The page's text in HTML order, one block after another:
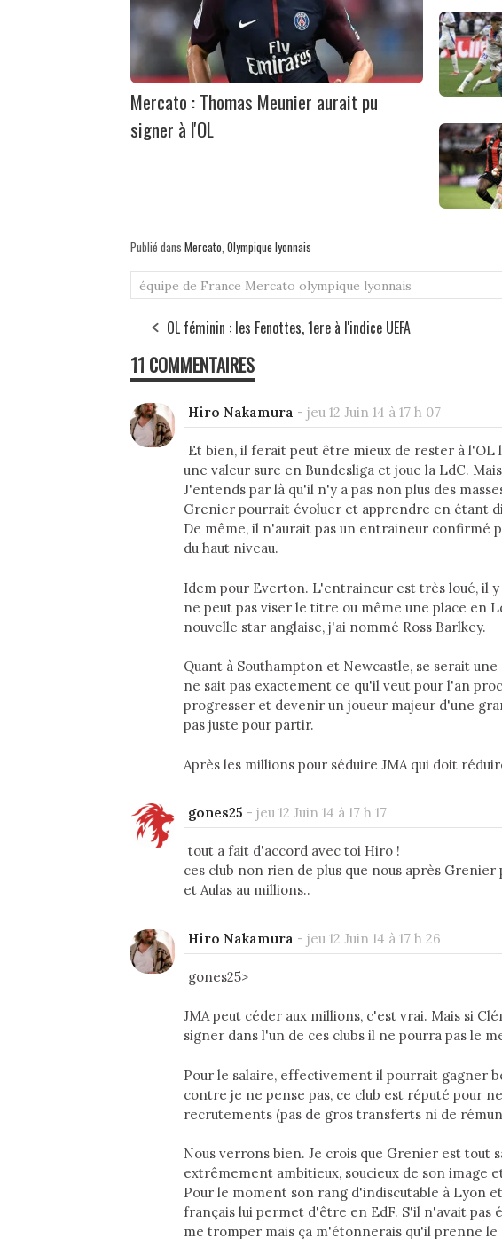
Mercato : Thomas Meunier aurait pu
signer à l'OL
Publié dans Mercato, Olympique lyonnais
équipe de France Mercato olympique lyonnais
OL féminin : les Fenottes, 1ere à l'indice UEFA
11 COMMENTAIRES
Hiro Nakamura - jeu 12 Juin 14 à 17 h 07
Et bien, il ferait peut être mieux de rester à l'OL
une valeur sure en Bundesliga et joue la LdC.
J'entends par là qu'il n'y a pas non plus des
Grenier pourrait évoluer et apprendre en étant
De même, il n'aurait pas un entraineur confirmé
du haut niveau.
Idem pour Everton. L'entraineur est très loué, il y
ne peut pas viser le titre ou même une place en
nouvelle star anglaise, j'ai nommé Ross Barlkey.
Quant à Southampton et Newcastle, se serait
ne sait pas exactement ce qu'il veut pour l'an
progresser et devenir un joueur majeur d'une
pas juste pour partir.
Après les millions pour séduire JMA qui doit
gones25 - jeu 12 Juin 14 à 17 h 17
tout a fait d'accord avec toi Hiro !
ces club non rien de plus que nous après
et Aulas au millions..
Hiro Nakamura - jeu 12 Juin 14 à 17 h 26
gones25>
JMA peut céder aux millions, c'est vrai. Mais si
signer dans l'un de ces clubs il ne pourra pas le
Pour le salaire, effectivement il pourrait gagner
contre je ne pense pas, ce club est réputé pour
recrutements (pas de gros transferts ni de
Nous verrons bien. Je crois que Grenier est tout
extrêmement ambitieux, soucieux de son image
Pour le moment son rang d'indiscutable à Lyon
français lui permet d'être en EdF. S'il n'avait pas
me tromper mais ça m'étonnerais qu'il prenne le